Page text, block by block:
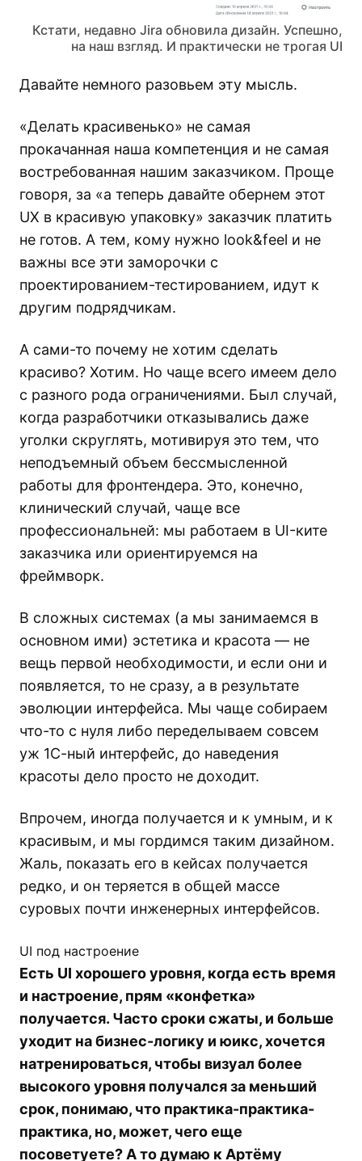
Кстати, недавно Jira обновила дизайн. Успешно,
на наш взгляд. И практически не трогая UI
Давайте немного разовьем эту мысль.
«Делать красивенько» не самая
прокачанная наша компетенция и не самая
востребованная нашим заказчиком. Проще
говоря, за «а теперь давайте обернем этот
UX в красивую упаковку» заказчик платить
не готов. А тем, кому нужно look&feel и не
важны все эти заморочки с
проектированием-тестированием, идут к
другим подрядчикам.
А сами-то почему не хотим сделать
красиво? Хотим. Но чаще всего имеем дело
с разного рода ограничениями. Был случай,
когда разработчики отказывались даже
уголки скруглять, мотивируя это тем, что
неподъемный объем бессмысленной
работы для фронтендера. Это, конечно,
клинический случай, чаще все
профессиональней: мы работаем в UI-ките
заказчика или ориентируемся на
фреймворк.
В сложных системах (а мы занимаемся в
основном ими) эстетика и красота — не
вещь первой необходимости, и если они и
появляется, то не сразу, а в результате
эволюции интерфейса. Мы чаще собираем
что-то с нуля либо переделываем совсем
уж 1С-ный интерфейс, до наведения
красоты дело просто не доходит.
Впрочем, иногда получается и к умным, и к
красивым, и мы гордимся таким дизайном.
Жаль, показать его в кейсах получается
редко, и он теряется в общей массе
суровых почти инженерных интерфейсов.
UI под настроение
Есть UI хорошего уровня, когда есть время
и настроение, прям «конфетка»
получается. Часто сроки сжаты, и больше
уходит на бизнес-логику и юикс, хочется
натренироваться, чтобы визуал более
высокого уровня получался за меньший
срок, понимаю, что практика-практика-
практика, но, может, чего еще
посоветуете? А то думаю к Артёму